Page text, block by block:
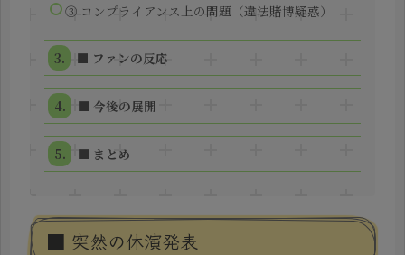
③ コンプライアンス上の問題（違法賭博疑惑）
■ ファンの反応
■ 今後の展開
■ まとめ
■ 突然の休演発表